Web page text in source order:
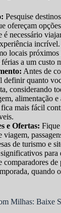
Pesquise
ofereçam
necessário
locais
a um custo
Antes de
definir quanto
considerando
alimentação
mais fácil
e Ofertas:
viagem,
de turismo e
para
de
quando
Milhas: Baixe